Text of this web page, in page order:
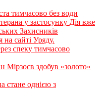
тимчасово без води
у застосунку Дія вже
Захисників
сайті Уряду.
спеку тимчасово
Мірзоєв здобув «золото»
стане однією з